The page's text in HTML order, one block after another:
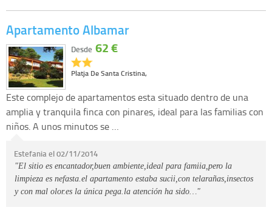
Apartamento Albamar
Platja De Santa Cristina,
Desde 62 €
Este complejo de apartamentos esta situado dentro de una
amplia y tranquila finca con pinares, ideal para las familias con
niños. A unos minutos se …
Estefania el 02/11/2014
"El sitio es encantador,buen ambiente,ideal para famiia,pero la
limpieza es nefasta.el apartamento estaba sucii,con telarañas,insectos
y con mal olor.es la única pega.la atención ha sido…"